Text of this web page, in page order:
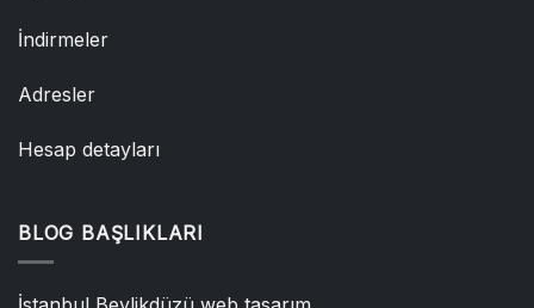
İndirmeler
Adresler
Hesap detayları
BLOG BAŞLIKLARI